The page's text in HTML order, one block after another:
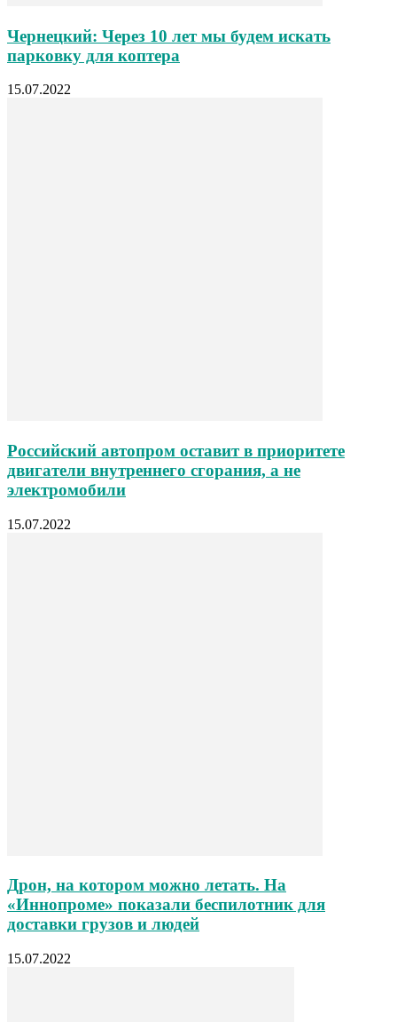
Чернецкий: Через 10 лет мы будем искать
парковку для коптера
15.07.2022
Российский автопром оставит в приоритете
двигатели внутреннего сгорания, а не
электромобили
15.07.2022
Дрон, на котором можно летать. На
«Иннопроме» показали беспилотник для
доставки грузов и людей
15.07.2022